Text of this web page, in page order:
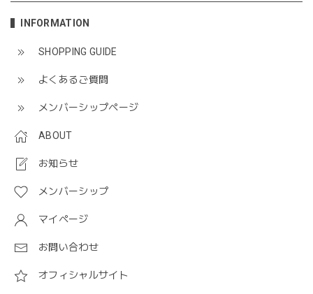
INFORMATION
SHOPPING GUIDE
よくあるご質問
メンバーシップページ
ABOUT
お知らせ
メンバーシップ
マイページ
お問い合わせ
オフィシャルサイト